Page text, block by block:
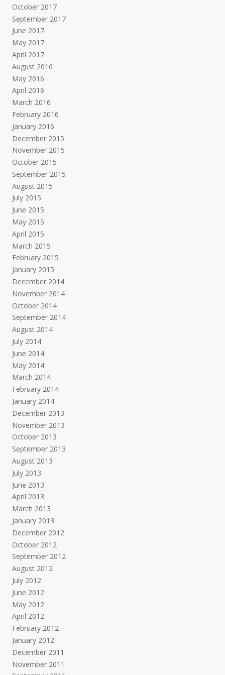
October 2017
September 2017
June 2017
May 2017
April 2017
August 2016
May 2016
April 2016
March 2016
February 2016
January 2016
December 2015
November 2015
October 2015
September 2015
August 2015
July 2015
June 2015
May 2015
April 2015
March 2015
February 2015
January 2015
December 2014
November 2014
October 2014
September 2014
August 2014
July 2014
June 2014
May 2014
March 2014
February 2014
January 2014
December 2013
November 2013
October 2013
September 2013
August 2013
July 2013
June 2013
April 2013
March 2013
January 2013
December 2012
October 2012
September 2012
August 2012
July 2012
June 2012
May 2012
April 2012
February 2012
January 2012
December 2011
November 2011